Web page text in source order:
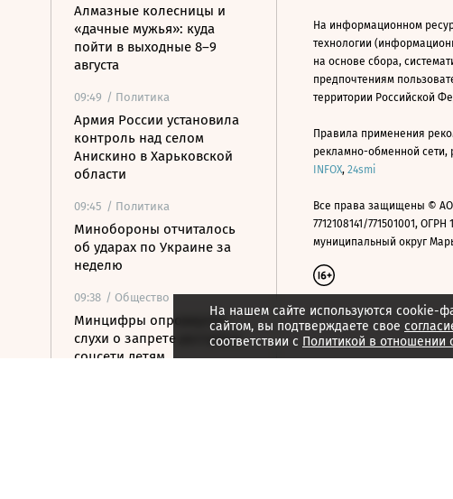
Алмазные колесницы и
«дачные мужья»: куда
пойти в выходные 8–9
августа
09:49 / Политика
Армия России установила
контроль над селом
Анискино в Харьковской
области
09:45 / Политика
Минобороны отчиталось
об ударах по Украине за
неделю
09:38 / Общество
Минцифры опровергло
слухи о запрете доступа в
соцсети детям
На нашем сайте используются cookie-
сайтом, вы подтверждаете свое
соответствии с Политикой в отношении
На информационном
технологии
на основе сбора,
предпочтениям
территории Российской
Правила применения
рекламно-обменной
INFOX, 24smi
Все права защищены ©
7712108141/771501001, ОГРН
муниципальный округ